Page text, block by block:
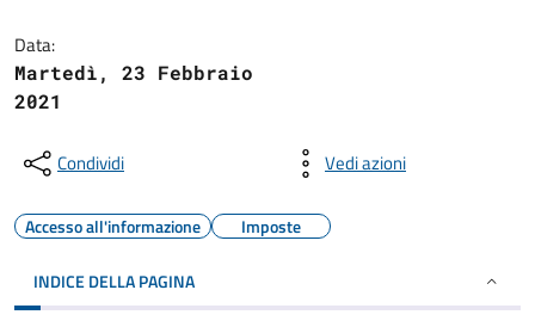
Data:
Martedì, 23 Febbraio
2021
Condividi Vedi azioni
Accesso all'informazione Imposte
INDICE DELLA PAGINA